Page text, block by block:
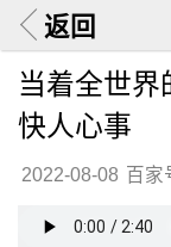
返回
当着全世
快人心事
2022-08-08 百家